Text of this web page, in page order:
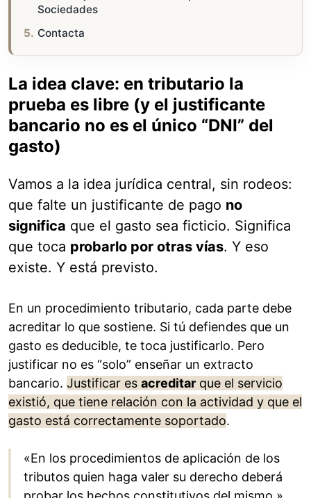
Sociedades
Contacta
La idea clave: en tributario la
prueba es libre (y el justificante
bancario no es el único “DNI” del
gasto)
Vamos a la idea jurídica central, sin rodeos:
que falte un justificante de pago no
significa que el gasto sea ficticio. Significa
que toca probarlo por otras vías. Y eso
existe. Y está previsto.
En un procedimiento tributario, cada parte debe
acreditar lo que sostiene. Si tú defiendes que un
gasto es deducible, te toca justificarlo. Pero
justificar no es “solo” enseñar un extracto
bancario. Justificar es acreditar que el servicio
existió, que tiene relación con la actividad y que el
gasto está correctamente soportado.
«En los procedimientos de aplicación de los
tributos quien haga valer su derecho deberá